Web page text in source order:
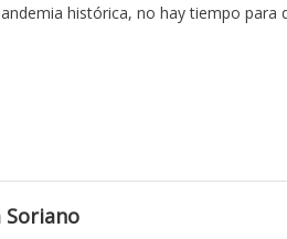
histórica, no hay tiempo para
Soriano